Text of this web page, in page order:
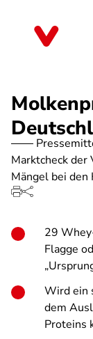
Marktcheck
Mängel bei den
29
Flagge
Wird ein
dem
Proteins